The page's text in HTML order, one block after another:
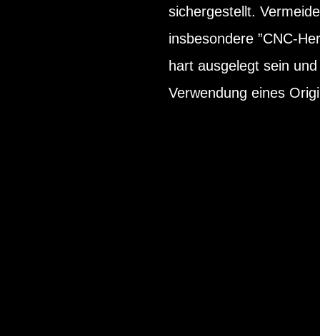
sichergestellt.
insbesondere ”CNC-
hart ausgelegt sein
Verwendung eines